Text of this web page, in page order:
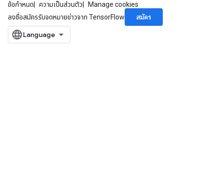
ข้อกำหนด ความเป็นส่วนตัว
Manage cookies
ลงชื่อสมัครรับจดหมายข่าวจาก TensorFlow
สมัคร